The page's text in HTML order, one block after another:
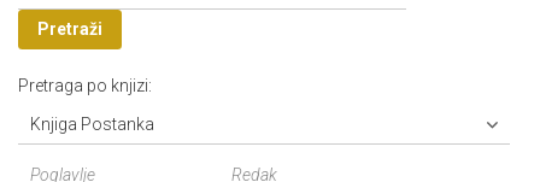
Pretraži
Pretraga po knjizi:
Knjiga Postanka